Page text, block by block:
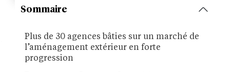
Sommaire
Plus de 30 agences bâties sur un marché de
l’aménagement extérieur en forte
progression